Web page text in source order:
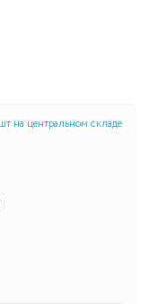
менее 5 шт на центральном складе